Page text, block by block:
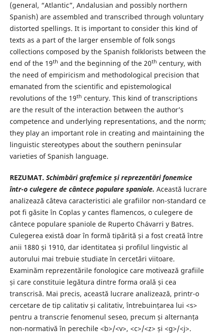
(general, “Atlantic”, Andalusian and possibly northern
Spanish) are assembled and transcribed through voluntary
distorted spellings. It is important to consider this kind of
texts as a part of the larger ensemble of folk songs
collections composed by the Spanish folklorists between the
end of the 19th and the beginning of the 20th century, with
the need of empiricism and methodological precision that
emanated from the scientific and epistemological
revolutions of the 19th century. This kind of transcriptions
are the result of the interaction between the author’s
competence and underlying representations, and the norm;
they play an important role in creating and maintaining the
linguistic stereotypes about the southern peninsular
varieties of Spanish language.
REZUMAT. Schimbări grafemice și reprezentări fonemice
într-o culegere de cântece populare spaniole. Această lucrare
analizează câteva caracteristici ale grafiilor non-standard ce
pot fi găsite în Coplas y cantes flamencos, o culegere de
cântece populare spaniole de Ruperto Chávarri y Batres.
Culegerea există doar în formă tipărită și a fost creată între
anii 1880 și 1910, dar identitatea și profilul lingvistic al
autorului mai trebuie studiate în cercetări viitoare.
Examinăm reprezentările fonologice care motivează grafiile
și care constituie legătura dintre forma orală și cea
transcrisă. Mai precis, această lucrare analizează, printr-o
cercetare de tip calitativ și calitativ, întrebuințarea lui <s>
pentru a transcrie fenomenul seseo, precum și alternanța
non-normativă în perechile <b>/<v>, <c>/<z> și <g>/<j>.